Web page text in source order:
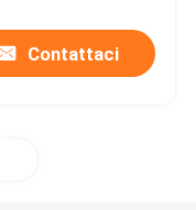
Contattaci